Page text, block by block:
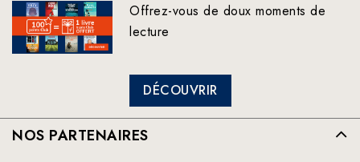
Offrez-vous de doux moments de
lecture
DÉCOUVRIR
NOS PARTENAIRES